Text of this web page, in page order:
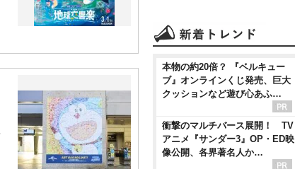
本物の約20倍？ 『ベルキュー
ブ』オンラインくじ発売、巨大
クッションなど遊び心あふ…
衝撃のマルチバース展開！ TV
アニメ『サンダー3』OP・ED映
像公開、各界著名人か…